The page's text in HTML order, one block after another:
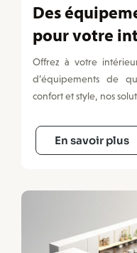
Des
pour votre
Offrez à votre
d’équipements de
confort et style, nos
En savoir plus